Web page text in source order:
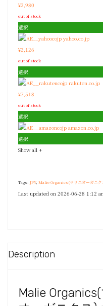
¥2,980
out of stock
選択
yahoo.co.jp
¥2,126
out of stock
選択
rakuten.co.jp
¥7,518
out of stock
選択
amazon.co.jp
選択
Show all +
Tags: JPY, Malie Organics(マリエオーガニ
Last updated on 2026-06-28 1:12
Description
Malie Organics(